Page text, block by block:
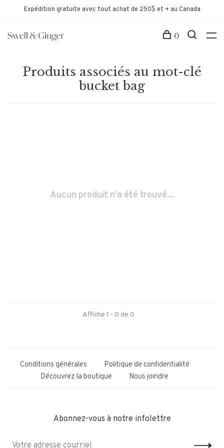
Expédition gratuite avec tout achat de 250$ et + au Canada
0
Produits associés au mot-clé
bucket bag
Aucun produit n'a été trouvé...
Affiche 1 - 0 de 0
Conditions générales
Politique de confidentialité
Découvrez la boutique
Nous joindre
Abonnez-vous à notre infolettre